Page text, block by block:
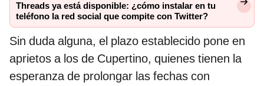
Threads ya está disponible: ¿cómo instalar en tu
teléfono la red social que compite con Twitter?
Sin duda alguna, el plazo establecido pone en
aprietos a los de Cupertino, quienes tienen la
esperanza de prolongar las fechas con